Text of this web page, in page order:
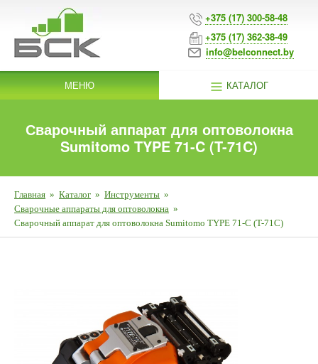
+375 (17) 300-58-48
+375 (17) 362-38-49
info@belconnect.by
МЕНЮ КАТАЛОГ
Сварочный аппарат для оптоволокна
Sumitomo TYPE 71-C (T-71C)
Главная » Каталог » Инструменты »
Сварочные аппараты для оптоволокна »
Сварочный аппарат для оптоволокна Sumitomo TYPE 71-C (T-71C)